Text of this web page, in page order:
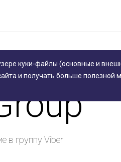
куки-файлы (основные и
и получать больше полезной
в группу Viber